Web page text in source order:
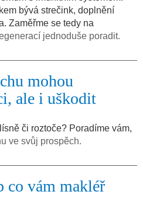
bývá strečink, doplnění
Zaměřme se tedy na
jednoduše poradit.
mohou
ale i uškodit
či roztoče? Poradíme vám,
ve svůj prospěch.
co vám makléř